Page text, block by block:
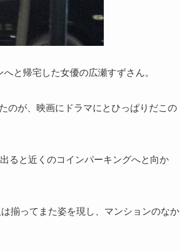
と帰宅した女優の広瀬すずさん。
のが、映画にドラマにとひっぱりだこの
ると近くのコインパーキングへと向か
揃ってまた姿を現し、マンションのなか